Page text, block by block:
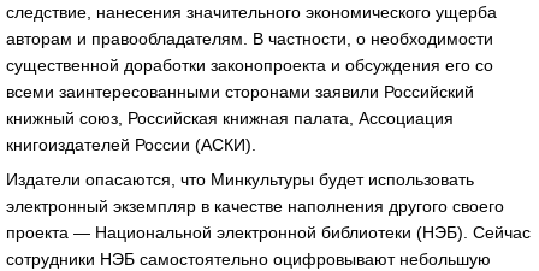
следствие, нанесения значительного экономического ущерба
авторам и правообладателям. В частности, о необходимости
существенной доработки законопроекта и обсуждения его со
всеми заинтересованными сторонами заявили Российский
книжный союз, Российская книжная палата, Ассоциация
книгоиздателей России (АСКИ).
Издатели опасаются, что Минкультуры будет использовать
электронный экземпляр в качестве наполнения другого своего
проекта — Национальной электронной библиотеки (НЭБ). Сейчас
сотрудники НЭБ самостоятельно оцифровывают небольшую